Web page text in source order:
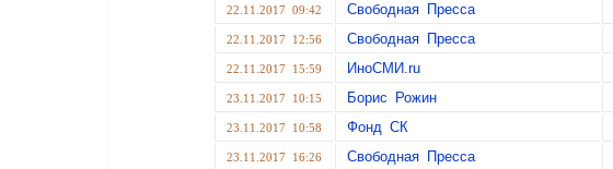
22.11.2017 09:42 Свободная Пресса
22.11.2017 12:56 Свободная Пресса
22.11.2017 15:59 ИноСМИ.ru
23.11.2017 10:15 Борис Рожин
23.11.2017 10:58 Фонд СК
23.11.2017 16:26 Свободная Пресса